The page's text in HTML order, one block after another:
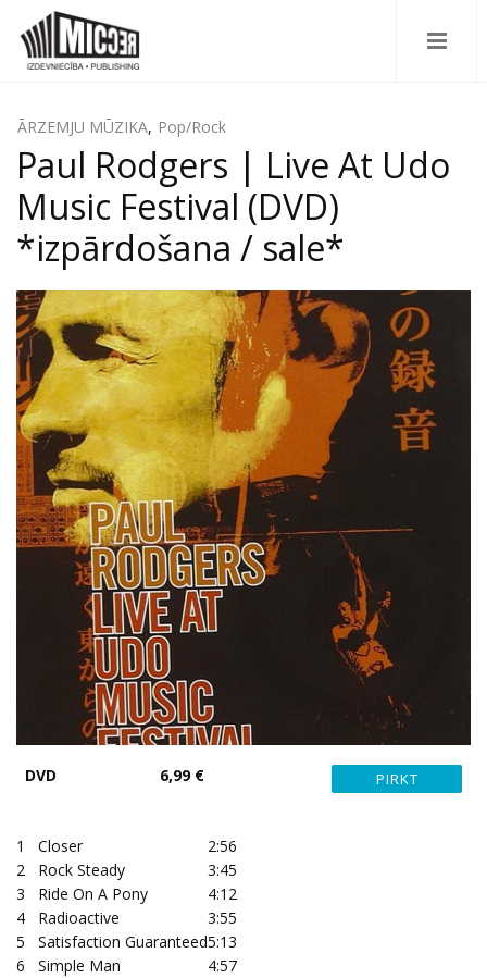
ĀRZEMJU MŪZIKA, Pop/Rock
Paul Rodgers | Live At Udo
Music Festival (DVD)
*izpārdošana / sale*
DVD 6,99 €
1 Closer
2:56
2
Rock Steady
3:45
3
Ride On A Pony
4:12
4
Radioactive
3:55
5
Satisfaction Guaranteed5:13
6
Simple Man
4:57